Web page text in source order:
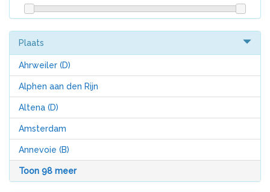
Plaats
Ahrweiler (D)
Alphen aan den Rijn
Altena (D)
Amsterdam
Annevoie (B)
Toon 98 meer